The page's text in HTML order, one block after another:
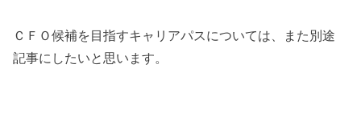
ＣＦＯ候補を目指すキャリアパスについては、また別途
記事にしたいと思います。